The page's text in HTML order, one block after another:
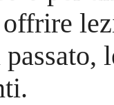
offrire